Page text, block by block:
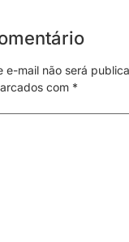
e-mail não será
com *